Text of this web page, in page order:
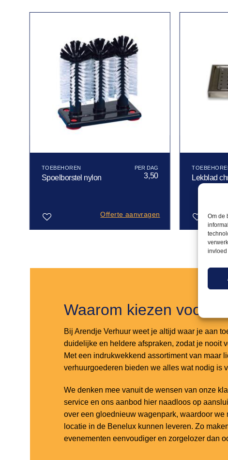
Om de
invloed
TOEBEHOREN
Spoelborstel nylon 3,50
Offerte aanvragen
Lekblad
Waarom kiezen voor
Bij Arendje Verhuur weet je altijd waar je aan
duidelijke en heldere afspraken, zodat je nooit
Met een indrukwekkend assortiment van maar
verhuurgoederen bieden we alles wat nodig is
We denken mee vanuit de wensen van onze
service en ons aanbod hier naadloos op
over een gloednieuw wagenpark, waardoor
locatie in de Benelux kunnen leveren. Zo
evenementen eenvoudiger en zorgelozer dan